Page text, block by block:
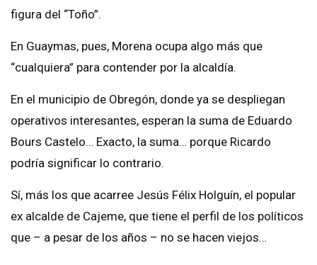
figura del “Toño”.
En Guaymas, pues, Morena ocupa algo más que
“cualquiera” para contender por la alcaldía.
En el municipio de Obregón, donde ya se despliegan
operativos interesantes, esperan la suma de Eduardo
Bours Castelo… Exacto, la suma… porque Ricardo
podría significar lo contrario.
Sí, más los que acarree Jesús Félix Holguín, el popular
ex alcalde de Cajeme, que tiene el perfil de los políticos
que – a pesar de los años – no se hacen viejos…